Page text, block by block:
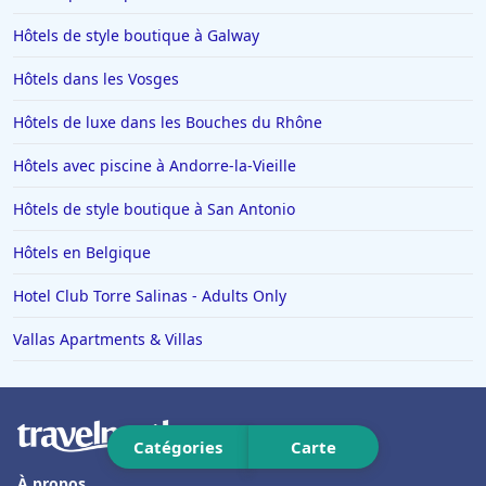
Hôtels en Lorraine
Hôtels à Châtillon-sur-Seine
Hôtels à Brest
Hôtels dans Loctudy
Hôtels à Auron
Hôtels aux Baux-de-Provence
Hôtels dans le Gers
Catégories Carte
Hôtels de style boutique à Galway
Hôtels dans les Vosges
Hôtels de luxe dans les Bouches du Rhône
Hôtels avec piscine à Andorre-la-Vieille
Hôtels de style boutique à San Antonio
Hôtels en Belgique
Hotel Club Torre Salinas - Adults Only
Vallas Apartments & Villas